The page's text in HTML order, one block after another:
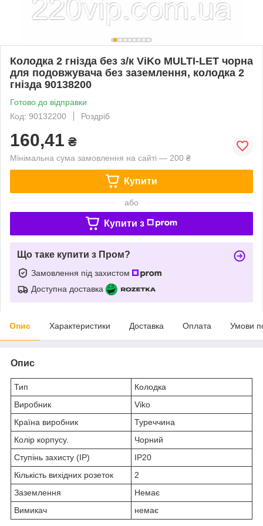
Колодка 2 гнізда без з/к ViKo MULTI-LET чорна
для подовжувача без заземлення, колодка 2
гнізда 90138200
Готово до відправки
Код: 90132200
Роздріб
160,41 ₴
Мінімальна сума замовлення на сайті — 200 ₴
Купити
або
Купити з
Що таке купити з Пром?
Замовлення під захистом
Доступна доставка
Опис Характеристики Доставка Оплата Умови
Опис
Тип
Колодка
Виробник
Viko
Країна виробник
Туреччина
Колір корпусу.
Чорний
Ступінь захисту (IP)
IP20
Кількість вихідних розеток
2
Заземлення
Немає
Вимикач
немає